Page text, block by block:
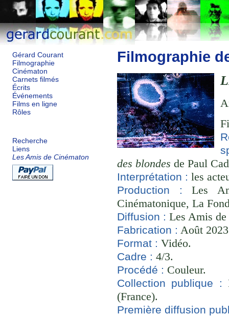
Gérard Courant
Filmographie
Cinématon
Carnets filmés
Écrits
Événements
Films en ligne
Rôles
Recherche
Liens
Les Amis de Cinématon
Filmographie
des blondes de Paul
Interprétation : les
Production :
Les
Cinématonique, La
Diffusion : Les Amis
Fabrication : Août
Format : Vidéo.
Cadre : 4/3.
Procédé : Couleur.
Collection publique :
(France).
Première diffusion